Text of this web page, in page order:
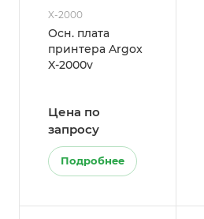
X-2000
Осн. плата
принтера Argox
X-2000v
Цена по
запросу
Подробнее